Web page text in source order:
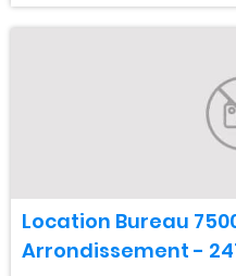
Location Bureau
Arrondissement -